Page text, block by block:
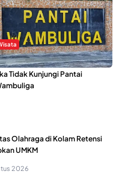
Ke Wakatobi, Nyesal
Tidak Kunjungi Pantai
Olahraga di Kolam Retensi
UMKM
2026